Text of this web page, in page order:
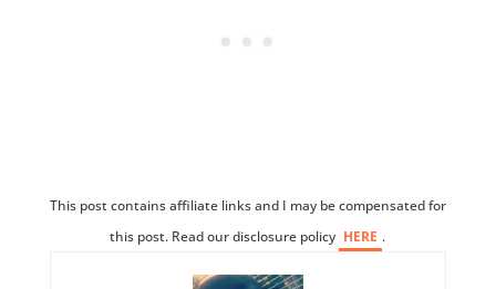
This post contains affiliate links and I may be compensated for
this post. Read our disclosure policy HERE .